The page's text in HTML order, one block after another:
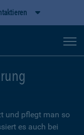
und pflegt man so
es auch bei